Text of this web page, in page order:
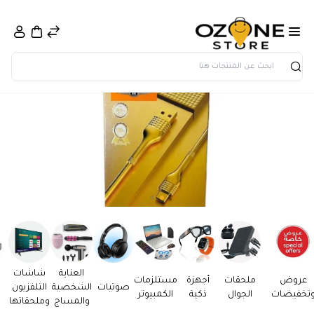
بحث
عروض
ملحقات
الجوال
أجهزة
ذكية
مستلزمات
الكمبيوتر
صوتيات
العناية
الشخصية
والمساج
شاشات
التلفزيون
وملحقاتها